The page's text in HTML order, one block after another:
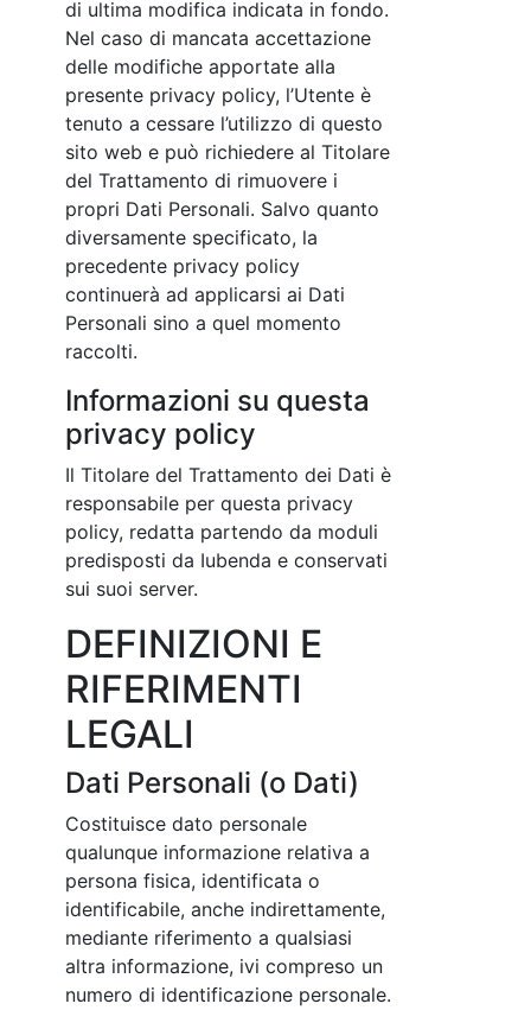
di ultima modifica indicata in fondo.
Nel caso di mancata accettazione
delle modifiche apportate alla
presente privacy policy, l’Utente è
tenuto a cessare l’utilizzo di questo
sito web e può richiedere al Titolare
del Trattamento di rimuovere i
propri Dati Personali. Salvo quanto
diversamente specificato, la
precedente privacy policy
continuerà ad applicarsi ai Dati
Personali sino a quel momento
raccolti.
Informazioni su questa
privacy policy
Il Titolare del Trattamento dei Dati è
responsabile per questa privacy
policy, redatta partendo da moduli
predisposti da Iubenda e conservati
sui suoi server.
DEFINIZIONI E
RIFERIMENTI
LEGALI
Dati Personali (o Dati)
Costituisce dato personale
qualunque informazione relativa a
persona fisica, identificata o
identificabile, anche indirettamente,
mediante riferimento a qualsiasi
altra informazione, ivi compreso un
numero di identificazione personale.